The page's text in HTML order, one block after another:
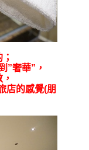
”奢華”，
店的感覺(朋